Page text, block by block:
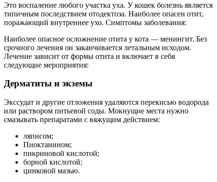
Это воспаление любого участка уха. У кошек болезнь является
типичным последствием отодектоза. Наиболее опасен отит,
поражающий внутреннее ухо. Симптомы заболевания:
Наиболее опасное осложнение отита у кота — менингит. Без
срочного лечения он заканчивается летальным исходом.
Лечение зависит от формы отита и включает в себя
следующие мероприятия:
Дерматиты и экземы
Экссудат и другие отложения удаляются перекисью водорода
или раствором питьевой соды. Мокнущие места нужно
смазывать препаратами с вяжущим действием:
ляписом;
Пиоктанином;
пикриновой кислотой;
борной кислотой;
цинковой мазью.